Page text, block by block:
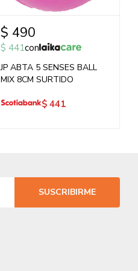
$ 490
$ 441con
JP ABTA 5 SENSES BALL
MIX 8CM SURTIDO
$ 441
SUSCRIBIRME